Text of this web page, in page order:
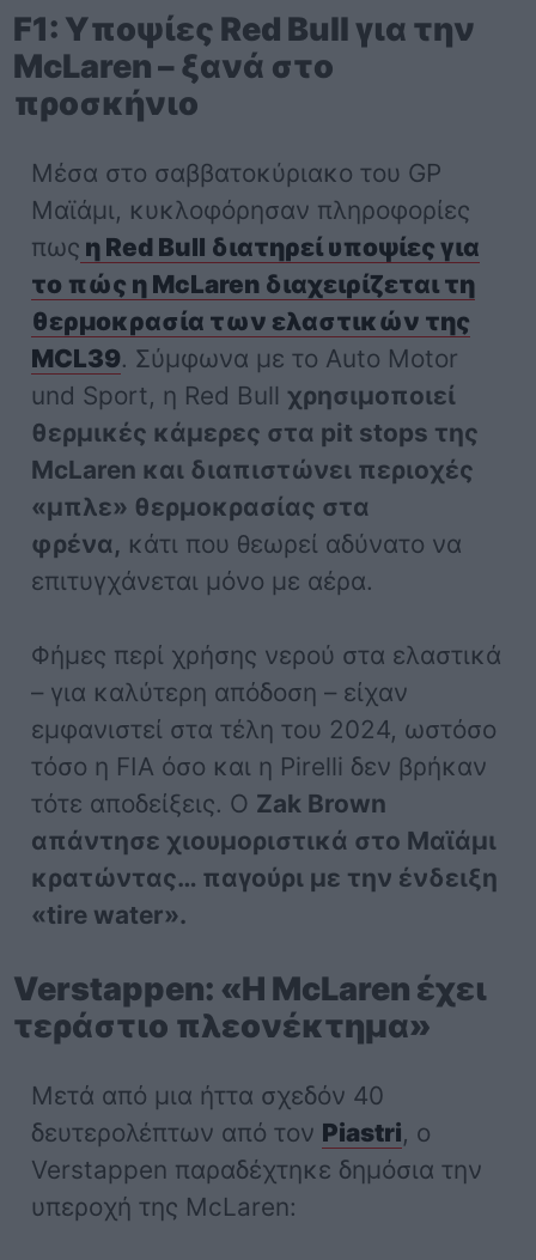
F1: Υποψίες Red Bull για την
McLaren – ξανά στο
προσκήνιο
Μέσα στο σαββατοκύριακο του GP
Μαϊάμι, κυκλοφόρησαν πληροφορίες
πως η Red Bull διατηρεί υποψίες για
το πώς η McLaren διαχειρίζεται τη
θερμοκρασία των ελαστικών της
MCL39. Σύμφωνα με το Auto Motor
und Sport, η Red Bullχρησιμοποιεί
θερμικές κάμερες στα pit stops της
McLaren και διαπιστώνει περιοχές
«μπλε» θερμοκρασίας στα
φρένα, κάτι που θεωρεί αδύνατο να
επιτυγχάνεται μόνο με αέρα.
Φήμες περί χρήσης νερού στα ελαστικά
– για καλύτερη απόδοση – είχαν
εμφανιστεί στα τέλη του 2024, ωστόσο
τόσο η FIA όσο και η Pirelli δεν βρήκαν
τότε αποδείξεις. Ο Zak Brown
απάντησε χιουμοριστικά στο Μαϊάμι
κρατώντας… παγούρι με την ένδειξη
«tire water».
Verstappen: «Η McLaren έχει
τεράστιο πλεονέκτημα»
Μετά από μια ήττα σχεδόν 40
δευτερολέπτων από τον Piastri, ο
Verstappen παραδέχτηκε δημόσια την
υπεροχή της McLaren: